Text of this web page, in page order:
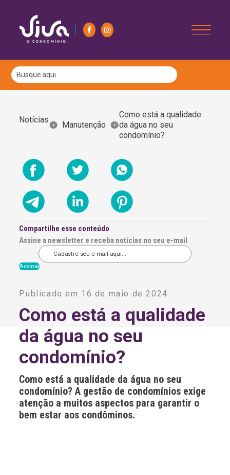
Notícias
Manutenção
Como está a qualidade
da água no seu
condomínio?
Compartilhe esse conteúdo
Assine a newsletter e receba notícias no seu e-mail
t
r
n
t
v
:
Publicado em 16 de maio de 2024
Como está a qualidade
da água no seu
condomínio?
Como está a qualidade da água no seu
condomínio? A gestão de condomínios exige
atenção a muitos aspectos para garantir o
bem estar aos condôminos.